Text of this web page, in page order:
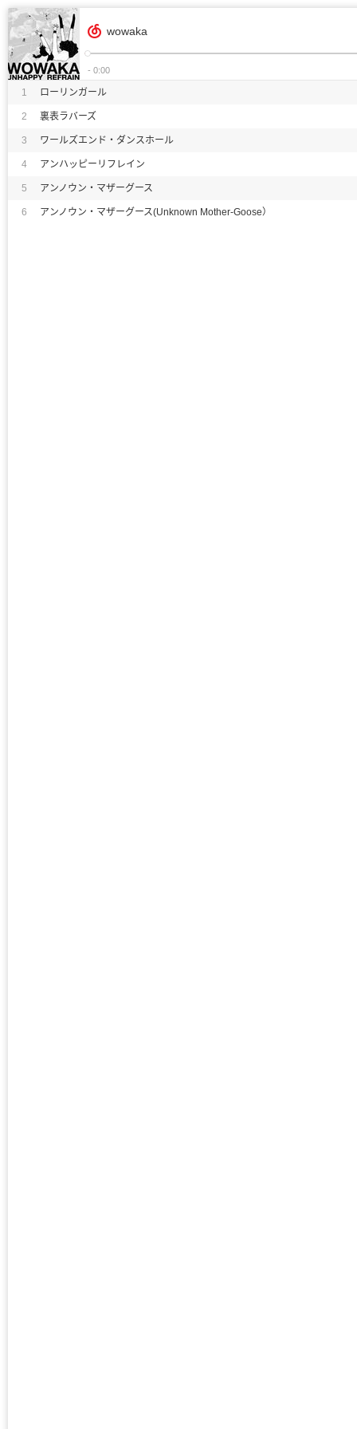
wowaka
- 0:00
1 ローリンガール
2 裏表ラバーズ
3 ワールズエンド・ダンスホール
4 アンハッピーリフレイン
5 アンノウン・マザーグース
6 アンノウン・マザーグース(Unknown Mother-Goose）